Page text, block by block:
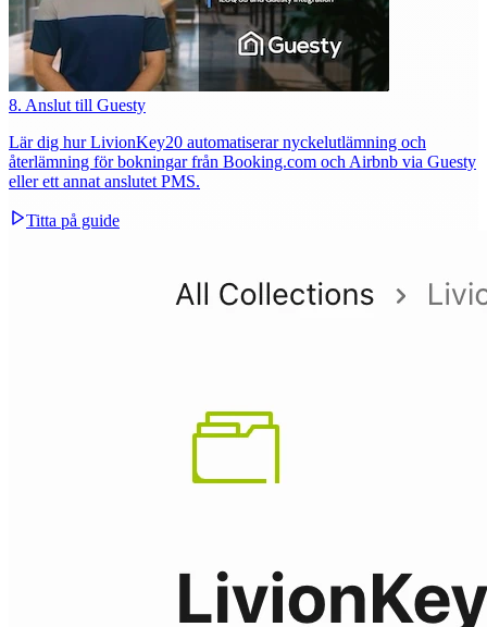
8. Anslut till Guesty
Lär dig hur LivionKey20 automatiserar nyckelutlämning och
återlämning för bokningar från Booking.com och Airbnb via Guesty
eller ett annat anslutet PMS.
Titta på guide